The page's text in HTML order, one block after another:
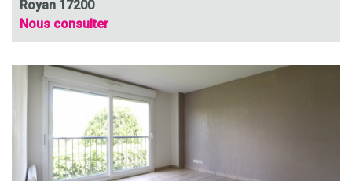
Royan 17200
Nous consulter